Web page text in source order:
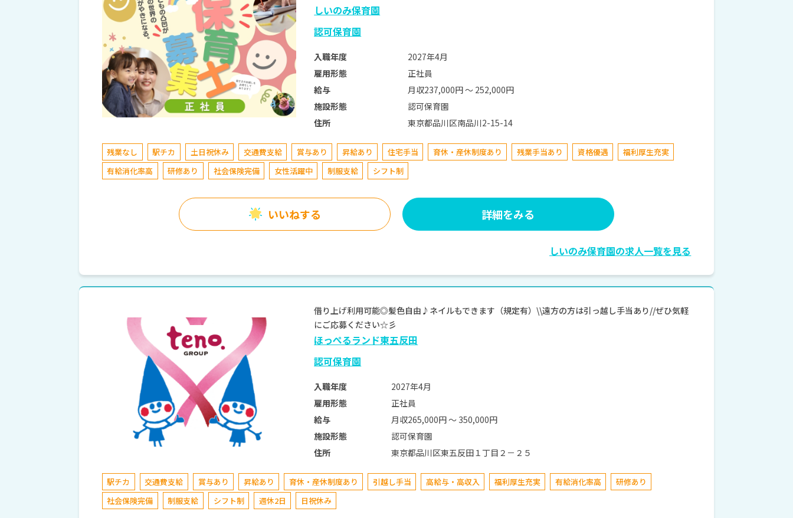
しいのみ保育園
認可保育園
入職年度
2027年4月
雇用形態
正社員
給与
月収237,000円 〜 252,000円
施設形態
認可保育園
住所
東京都品川区南品川2-15-14
残業なし 駅チカ 土日祝休み 交通費支給 賞与あり 昇給あり 住宅手当 育休・産休制度あり 残業手当あり 資格優遇
福利厚生充実
有給消化率高
研修あり 社会保険完備 女性活躍中 制服支給 シフト制
いいねする 詳細をみる
しいのみ保育園の求人一覧を見る
借り上げ利用可能◎髪色自由♪ネイルもできます（規定有）\\遠方の方は引っ越し手当あり//ぜひ気軽
にご応募ください☆彡
ほっぺるランド東五反田
認可保育園
入職年度
2027年4月
雇用形態
正社員
給与
月収265,000円 〜 350,000円
施設形態
認可保育園
住所
東京都品川区東五反田１丁目２－２５
駅チカ 交通費支給 賞与あり 昇給あり 育休・産休制度あり 引越し手当 高給与・高収入 福利厚生充実 有給消化率高
研修あり
社会保険完備
制服支給 シフト制 週休2日 日祝休み